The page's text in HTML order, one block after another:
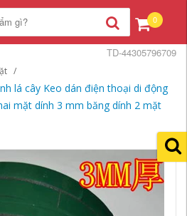
0
lá cây Keo dán điện thoại di động
mặt dính 3 mm băng dính 2 mặt
TD-44305796709